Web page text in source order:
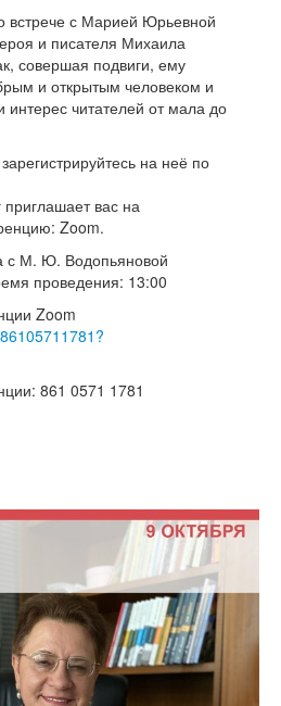
встрече с Марией Юрьевной
и писателя Михаила
совершая подвиги, ему
и открытым человеком и
интерес читателей от мала до
на неё по
приглашает вас на
Zoom.
с М. Ю. Водопьяновой
проведения: 13:00
Zoom
861 0571 1781